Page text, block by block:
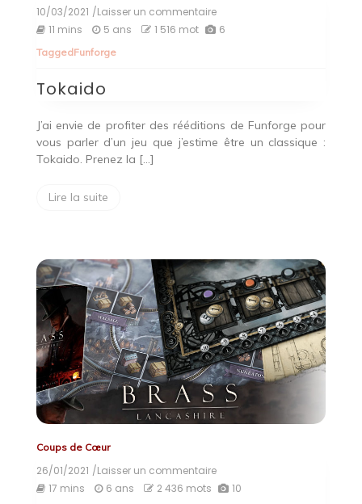
10/03/2021 /Laisser un commentaireon
Tokaido
11 mins 5 ans 1 516 mot 6
TaggedFunforge
Tokaido
J’ai envie de profiter des rééditions de Funforge pour
vous parler d’un jeu que j’estime être un classique :
Tokaido. Prenez la […]
Lire la suite
Coups de Cœur
26/01/2021 /Laisser un commentaireon
Brass
17 mins 6 ans 2 436 mots 10